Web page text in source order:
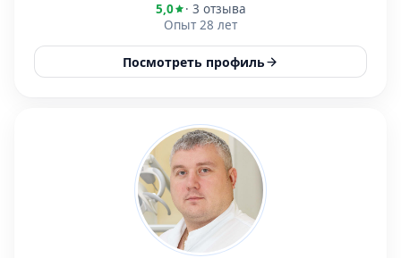
5,0
· 3 отзыва
Опыт 28 лет
Посмотреть профиль